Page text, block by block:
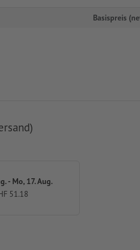
Basispreis
- Mo, 17. Aug.
51.18